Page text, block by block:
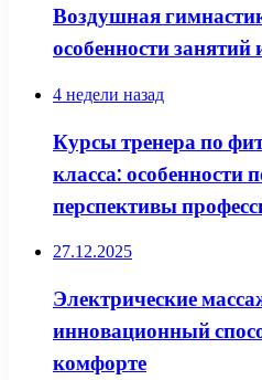
Воздушная
особенности занятий
4 недели назад
Курсы тренера по
класса: особенности
перспективы
27.12.2025
Электрические
инновационный
комфорте